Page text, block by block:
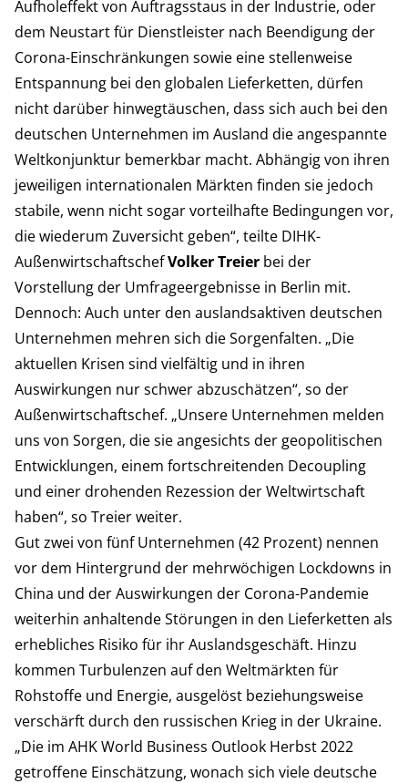
Aufholeffekt von Auftragsstaus in der Industrie, oder
dem Neustart für Dienstleister nach Beendigung der
Corona-Einschränkungen sowie eine stellenweise
Entspannung bei den globalen Lieferketten, dürfen
nicht darüber hinwegtäuschen, dass sich auch bei den
deutschen Unternehmen im Ausland die angespannte
Weltkonjunktur bemerkbar macht. Abhängig von ihren
jeweiligen internationalen Märkten finden sie jedoch
stabile, wenn nicht sogar vorteilhafte Bedingungen vor,
die wiederum Zuversicht geben“, teilte DIHK-
AußenwirtschaftschefVolker Treier bei der
Vorstellung der Umfrageergebnisse in Berlin mit.
Dennoch: Auch unter den auslandsaktiven deutschen
Unternehmen mehren sich die Sorgenfalten. „Die
aktuellen Krisen sind vielfältig und in ihren
Auswirkungen nur schwer abzuschätzen“, so der
Außenwirtschaftschef. „Unsere Unternehmen melden
uns von Sorgen, die sie angesichts der geopolitischen
Entwicklungen, einem fortschreitenden Decoupling
und einer drohenden Rezession der Weltwirtschaft
haben“, so Treier weiter.
Gut zwei von fünf Unternehmen (42 Prozent) nennen
vor dem Hintergrund der mehrwöchigen Lockdowns in
China und der Auswirkungen der Corona-Pandemie
weiterhin anhaltende Störungen in den Lieferketten als
erhebliches Risiko für ihr Auslandsgeschäft. Hinzu
kommen Turbulenzen auf den Weltmärkten für
Rohstoffe und Energie, ausgelöst beziehungsweise
verschärft durch den russischen Krieg in der Ukraine.
„Die im AHK World Business Outlook Herbst 2022
getroffene Einschätzung, wonach sich viele deutsche